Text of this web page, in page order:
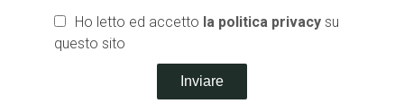
Ho letto ed accetto la politica privacy su
questo sito
Inviare